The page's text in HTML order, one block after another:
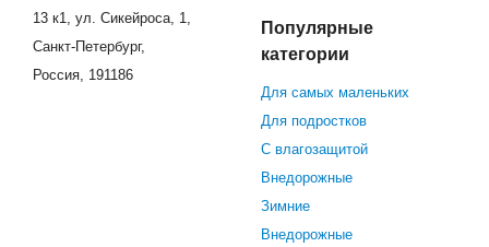
13 к1, ул. Сикейроса, 1,
Санкт-Петербург,
Россия, 191186
Популярные
категории
Для самых маленьких
Для подростков
С влагозащитой
Внедорожные
Зимние
Внедорожные